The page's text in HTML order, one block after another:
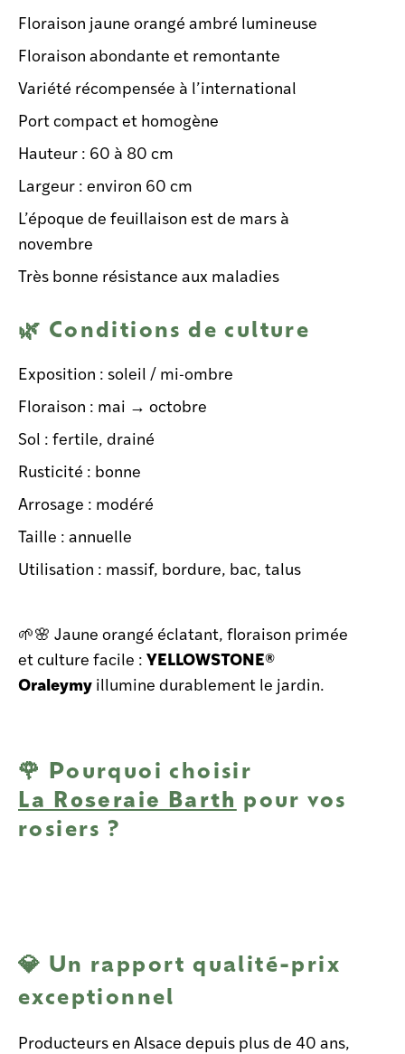
Floraison jaune orangé ambré lumineuse
Floraison abondante et remontante
Variété récompensée à l’international
Port compact et homogène
Hauteur : 60 à 80 cm
Largeur : environ 60 cm
L’époque de feuillaison est de mars à
novembre
Très bonne résistance aux maladies
🌿 Conditions de culture
Exposition : soleil / mi-ombre
Floraison : mai → octobre
Sol : fertile, drainé
Rusticité : bonne
Arrosage : modéré
Taille : annuelle
Utilisation : massif, bordure, bac, talus
🌱🌸 Jaune orangé éclatant, floraison primée
et culture facile : YELLOWSTONE®
Oraleymy illumine durablement le jardin.
🌹 Pourquoi choisir
La Roseraie Barth pour vos
rosiers ?
💎 Un rapport qualité-prix
exceptionnel
Producteurs en Alsace depuis plus de 40 ans,